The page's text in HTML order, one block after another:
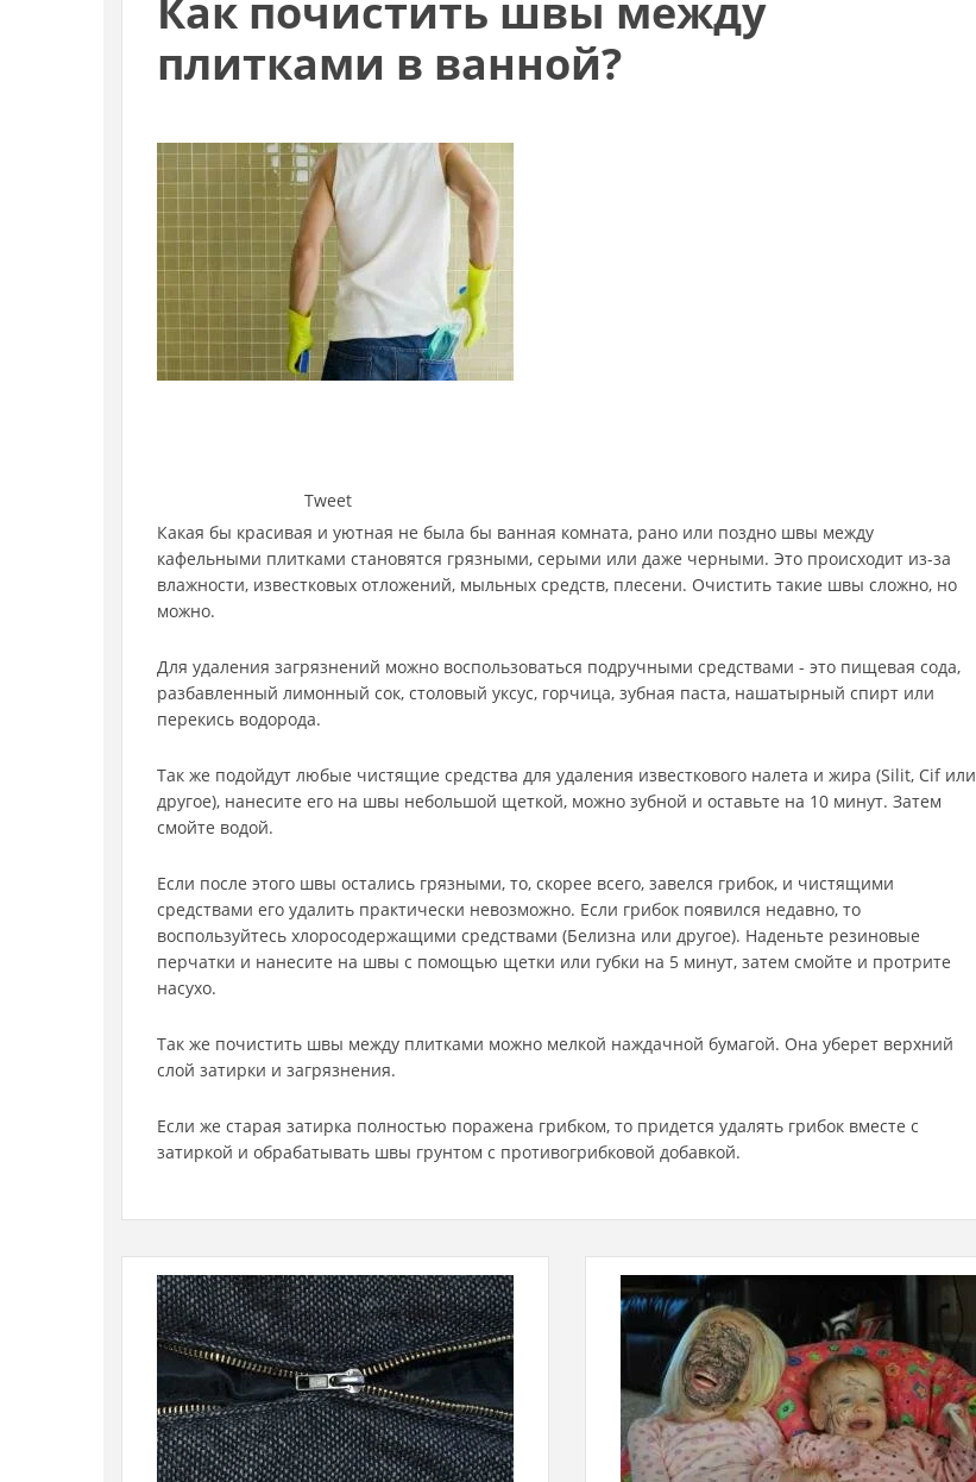
Как почистить швы между
плитками в ванной?
Tweet
Какая бы красивая и уютная не была бы ванная комната, рано или поздно швы между
кафельными плитками становятся грязными, серыми или даже черными. Это происходит из-за
влажности, известковых отложений, мыльных средств, плесени. Очистить такие швы сложно, но
можно.
Для удаления загрязнений можно воспользоваться подручными средствами - это пищевая сода,
разбавленный лимонный сок, столовый уксус, горчица, зубная паста, нашатырный спирт или
перекись водорода.
Так же подойдут любые чистящие средства для удаления известкового налета и жира (Silit, Cif или
другое), нанесите его на швы небольшой щеткой, можно зубной и оставьте на 10 минут. Затем
смойте водой.
Если после этого швы остались грязными, то, скорее всего, завелся грибок, и чистящими
средствами его удалить практически невозможно. Если грибок появился недавно, то
воспользуйтесь хлоросодержащими средствами (Белизна или другое). Наденьте резиновые
перчатки и нанесите на швы с помощью щетки или губки на 5 минут, затем смойте и протрите
насухо.
Так же почистить швы между плитками можно мелкой наждачной бумагой. Она уберет верхний
слой затирки и загрязнения.
Если же старая затирка полностью поражена грибком, то придется удалять грибок вместе с
затиркой и обрабатывать швы грунтом с противогрибковой добавкой.